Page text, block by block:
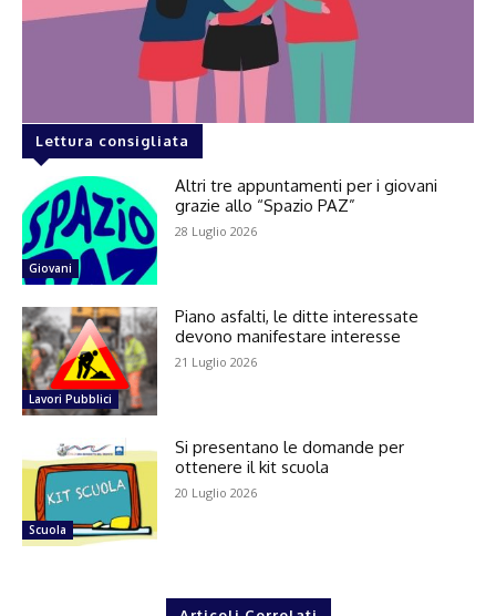
Lettura consigliata
Giovani
Altri tre appuntamenti per i giovani
grazie allo “Spazio PAZ”
28 Luglio 2026
Lavori Pubblici
Piano asfalti, le ditte interessate
devono manifestare interesse
21 Luglio 2026
Scuola
Si presentano le domande per
ottenere il kit scuola
20 Luglio 2026